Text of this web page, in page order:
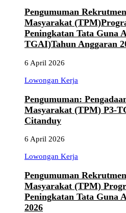
Pengumuman
Masyarakat
Peningkatan Tata Guna
TGAI)Tahun Anggaran
6 April 2026
Lowongan Kerja
Pengumuman:
Masyarakat (TPM) P3-
Citanduy
6 April 2026
Lowongan Kerja
Pengumuman
Masyarakat (TPM)
Peningkatan Tata Guna
2026